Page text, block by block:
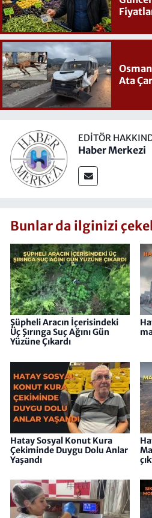
Ata
EDITÖR
Haber Merkezi
Bunlar da ilginizi
Şüpheli Aracın İçerisindeki
Üç Şırınga Suç Ağını Gün
Yüzüne Çıkardı
Hatay Sosyal Konut Kura
Çekiminde Duygu Dolu Anlar
Yaşandı